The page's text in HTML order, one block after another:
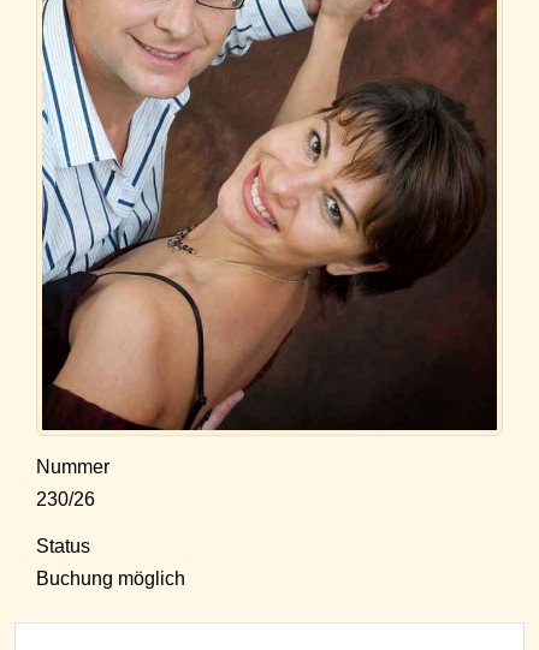
Nummer
230/26
Status
Buchung möglich